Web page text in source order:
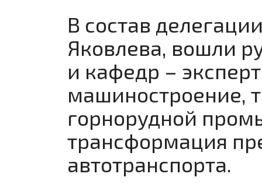
В состав
Яковлева, вошли
и кафедр –
машиностроение,
горнорудной
трансформация
автотранспорта.